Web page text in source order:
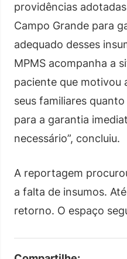
providências
Campo Grande para
adequado desses
MPMS acompanha a
paciente que motivou
seus familiares
para a garantia
necessário”, concluiu.
A reportagem
a falta de insumos.
retorno. O espaço